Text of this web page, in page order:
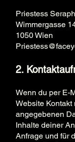
Priestess
Wimmergasse
1050 Wien
2.
Wenn du per E-
Website
angegebenen
Inhalte deiner
Anfrage und für